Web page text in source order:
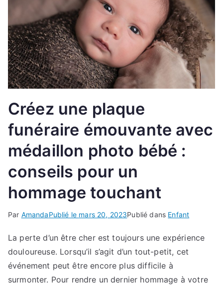
Créez une plaque
funéraire émouvante avec
médaillon photo bébé :
conseils pour un
hommage touchant
Par AmandaPublié le mars 20, 2023Publié dans Enfant
La perte d’un être cher est toujours une expérience
douloureuse. Lorsqu’il s’agit d’un tout-petit, cet
événement peut être encore plus difficile à
surmonter. Pour rendre un dernier hommage à votre